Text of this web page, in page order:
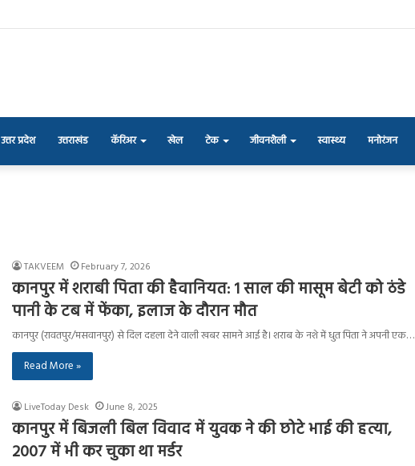
उत्तर प्रदेश उत्तराखंड कॅरिअर खेल टेक जीवनशैली स्वास्थ्य मनोरंजन
TAKVEEM February 7, 2026
कानपुर में शराबी पिता की हैवानियत: 1 साल की मासूम बेटी को ठंडे
पानी के टब में फेंका, इलाज के दौरान मौत
कानपुर (रावतपुर/मसवानपुर) से दिल दहला देने वाली खबर सामने आई है। शराब के नशे में धुत पिता ने अपनी एक…
Read More »
LiveToday Desk
June 8, 2025
कानपुर में बिजली बिल विवाद में युवक ने की छोटे भाई की हत्या,
2007 में भी कर चुका था मर्डर